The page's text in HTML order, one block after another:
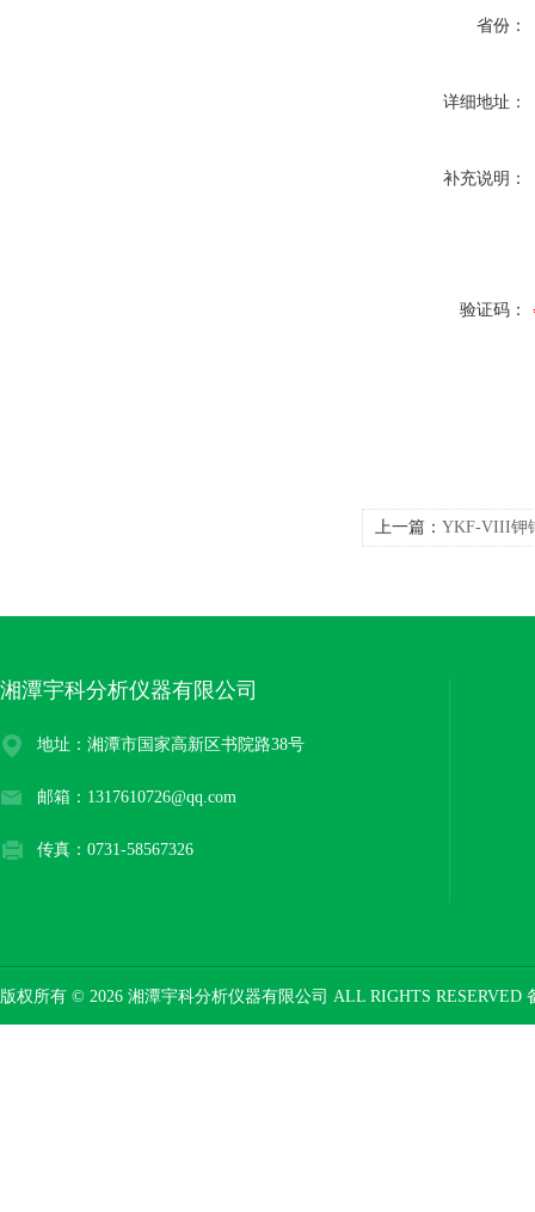
省份：
详细地址：
补充说明：
验证码：
上一篇： YKF-VIII钾
湘潭宇科分析仪器有限公司
地址：湘潭市国家高新区书院路38号
邮箱：1317610726@qq.com
传真：0731-58567326
版权所有 © 2026 湘潭宇科分析仪器有限公司 ALL RIGHTS RESERVED